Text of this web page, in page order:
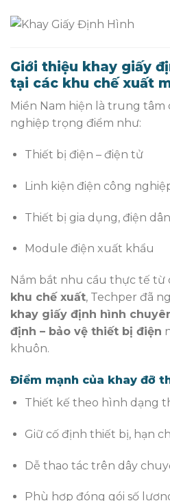
Giới thiệu khay giấy
tại các khu chế xuất
Miền Nam hiện là trung
nghiệp trọng điểm như:
Thiết bị điện – điện tử
Linh kiện điện công
Thiết bị gia dụng, điện
Module điện xuất khẩu
Nắm bắt nhu cầu thực tế từ
khu chế xuất, Techper đã
khay giấy định hình
định – bảo vệ thiết bị điện
khuôn.
Điểm mạnh của khay đỡ
Thiết kế theo hình dạng
Giữ cố định thiết bị, hạn
Dễ thao tác trên dây
Phù hợp đóng gói số